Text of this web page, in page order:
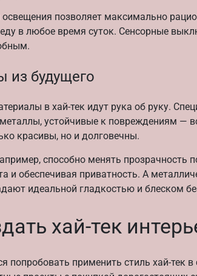
позволяет максимально
в любое время суток. Сенсорные
из будущего
в хай-тек идут рука об руку.
устойчивые к повреждениям —
красивы, но и долговечны.
способно менять прозрачность
и обеспечивая приватность. А
идеальной гладкостью и блеском
хай-тек
попробовать применить стиль хай-тек